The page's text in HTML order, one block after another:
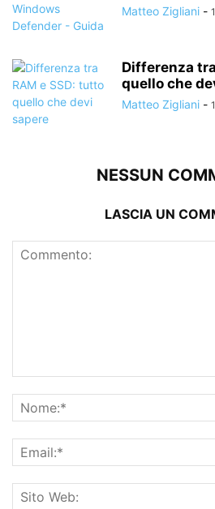
Matteo Zigliani -
Differenza
quello che
Matteo Zigliani -
NESSUN
LASCIA UN